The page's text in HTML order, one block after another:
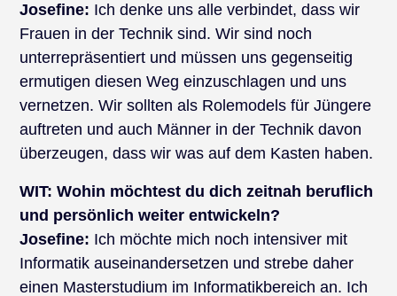
Josefine: Ich denke uns alle verbindet, dass wir
Frauen in der Technik sind. Wir sind noch
unterrepräsentiert und müssen uns gegenseitig
ermutigen diesen Weg einzuschlagen und uns
vernetzen. Wir sollten als Rolemodels für Jüngere
auftreten und auch Männer in der Technik davon
überzeugen, dass wir was auf dem Kasten haben.
WIT: Wohin möchtest du dich zeitnah beruflich
und persönlich weiter entwickeln?
Josefine: Ich möchte mich noch intensiver mit
Informatik auseinandersetzen und strebe daher
einen Masterstudium im Informatikbereich an. Ich